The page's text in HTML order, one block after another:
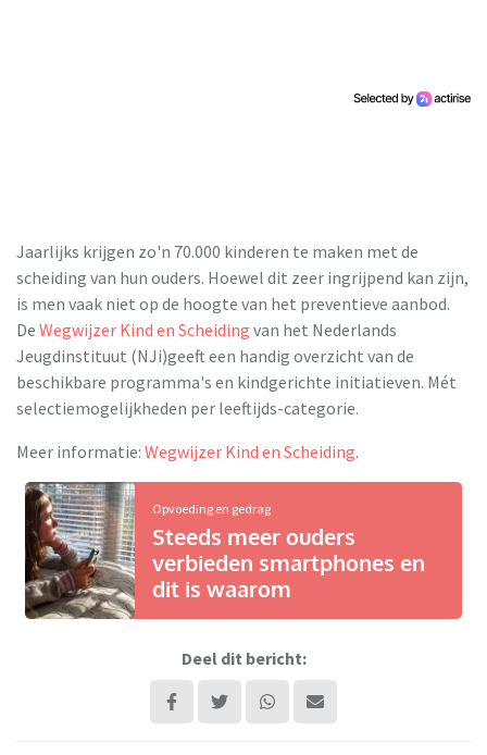
Jaarlijks krijgen zo'n 70.000 kinderen te maken met de
scheiding van hun ouders. Hoewel dit zeer ingrijpend kan zijn,
is men vaak niet op de hoogte van het preventieve aanbod.
De Wegwijzer Kind en Scheiding van het Nederlands
Jeugdinstituut (NJi)geeft een handig overzicht van de
beschikbare programma's en kindgerichte initiatieven. Mét
selectiemogelijkheden per leeftijds-categorie.
Meer informatie: Wegwijzer Kind en Scheiding.
Opvoeding en gedrag
Steeds meer ouders
verbieden smartphones en
dit is waarom
Deel dit bericht: